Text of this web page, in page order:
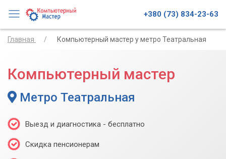
+380 (73) 834-23-63
Главная Компьютерный мастер у метро Театральная
Компьютерный мастер
Метро Театральная
Выезд и диагностика - бесплатно
Скидка пенсионерам